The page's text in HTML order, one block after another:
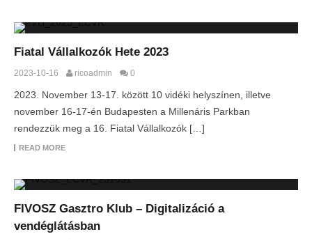
Fiatal Vállalkozók Hete 2023
2023-10-16 ricoadmin 0
2023. November 13-17. között 10 vidéki helyszínen, illetve
november 16-17-én Budapesten a Millenáris Parkban
rendezzük meg a 16. Fiatal Vállalkozók […]
READ MORE
FIVOSZ Gasztro Klub – Digitalizáció a
vendéglátásban